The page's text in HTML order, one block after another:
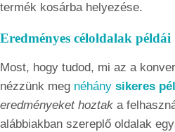
termék kosárba helyezése.
Eredményes céloldalak példái
Most, hogy tudod, mi az a
nézzünk meg néhány sikeres
eredményeket hoztak a
alábbiakban szereplő oldalak